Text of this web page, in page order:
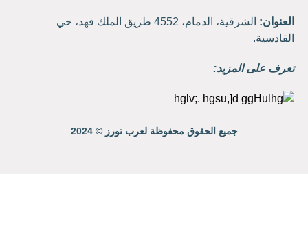
العنوان:
الشرقية، الدمام، 4552 طريق الملك فهد، حي
القادسية.
تعرف على المزيد:
جميع الحقوق محفوظة لعرب تورز © 2024